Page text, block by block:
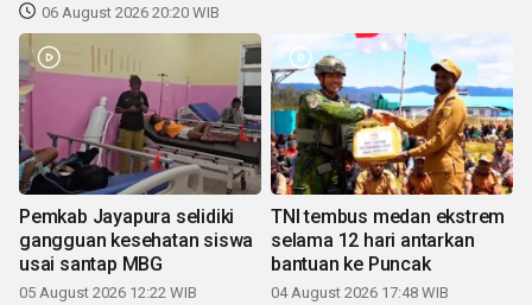
06 August 2026 20:20 WIB
Pemkab Jayapura selidiki
gangguan kesehatan siswa
usai santap MBG
05 August 2026 12:22 WIB
TNI tembus medan ekstrem
selama 12 hari antarkan
bantuan ke Puncak
04 August 2026 17:48 WIB